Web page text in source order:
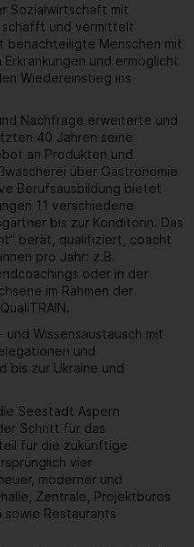
Sozialwirtschaft mit
und vermittelt
benachteiligte Menschen mit
und ermöglicht
Wiedereinstieg ins
Nachfrage erweiterte und
40 Jahren seine
an Produkten und
über Gastronomie
Berufsausbildung bietet
11 verschiedene
bis zur Konditorin. Das
berät, qualifiziert, coacht
pro Jahr: z.B.
oder in der
im Rahmen der
Wissensaustausch mit
und
bis zur Ukraine und
Seestadt Aspern
Schritt für das
für die zukünftige
vier
moderner und
Zentrale, Projektbüros
Restaurants